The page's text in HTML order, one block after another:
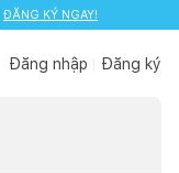
ĐĂNG KÝ NGAY!
Đăng nhập Đăng ký